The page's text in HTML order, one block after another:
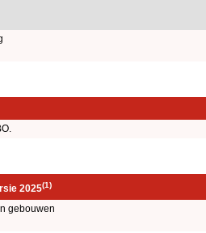
2025(1)
gebouwen